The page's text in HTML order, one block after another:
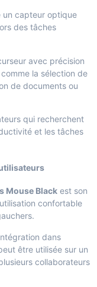
un capteur optique
des tâches
avec précision
la sélection de
de documents ou
qui recherchent
et les tâches
Mouse Black est son
confortable
dans
être utilisée sur un
collaborateurs